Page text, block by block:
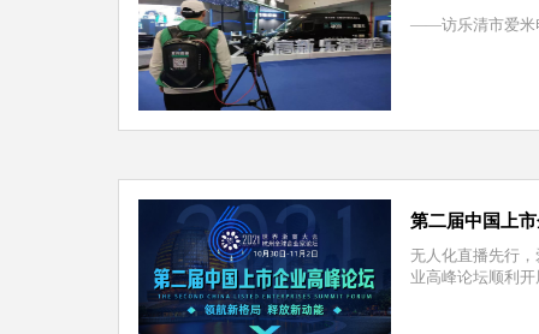
——访乐清市爱米
第二届中国上
无人化直播先行
业高峰论坛顺利开